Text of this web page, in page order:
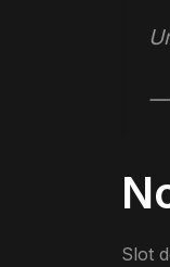
—
Slot